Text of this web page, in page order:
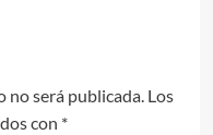
no será publicada. Los
con *